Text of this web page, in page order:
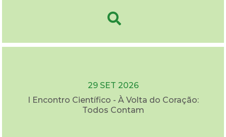
29 SET 2026
I Encontro Científico - À Volta do Coração:
Todos Contam